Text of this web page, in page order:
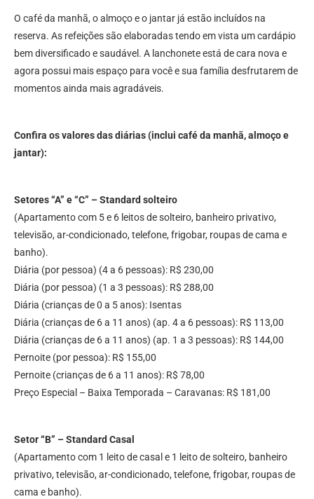
O café da manhã, o almoço e o jantar já estão incluídos na
reserva. As refeições são elaboradas tendo em vista um cardápio
bem diversificado e saudável. A lanchonete está de cara nova e
agora possui mais espaço para você e sua família desfrutarem de
momentos ainda mais agradáveis.
Confira os valores das diárias (inclui café da manhã, almoço e
jantar):
Setores “A” e “C” – Standard solteiro
(Apartamento com 5 e 6 leitos de solteiro, banheiro privativo,
televisão, ar-condicionado, telefone, frigobar, roupas de cama e
banho).
Diária (por pessoa) (4 a 6 pessoas): R$ 230,00
Diária (por pessoa) (1 a 3 pessoas): R$ 288,00
Diária (crianças de 0 a 5 anos): Isentas
Diária (crianças de 6 a 11 anos) (ap. 4 a 6 pessoas): R$ 113,00
Diária (crianças de 6 a 11 anos) (ap. 1 a 3 pessoas): R$ 144,00
Pernoite (por pessoa): R$ 155,00
Pernoite (crianças de 6 a 11 anos): R$ 78,00
Preço Especial – Baixa Temporada – Caravanas: R$ 181,00
Setor “B” – Standard Casal
(Apartamento com 1 leito de casal e 1 leito de solteiro, banheiro
privativo, televisão, ar-condicionado, telefone, frigobar, roupas de
cama e banho).